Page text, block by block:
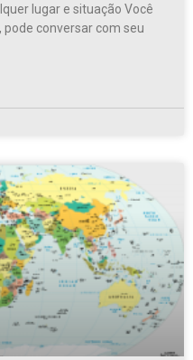
lugar e situação Você
conversar com seu